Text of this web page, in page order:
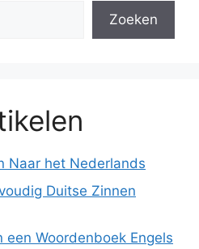
Zoeken
Naar het Nederlands
Duitse Zinnen
Woordenboek Engels